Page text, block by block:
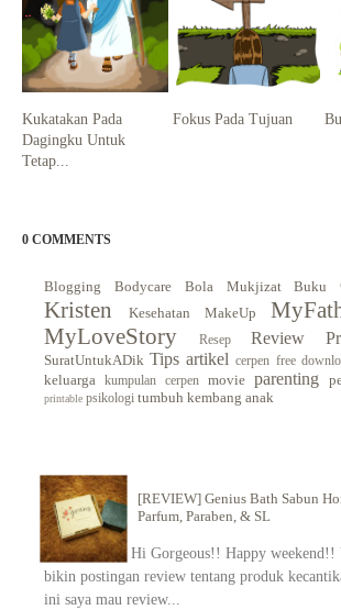
Kukatakan Pada
Dagingku Untuk
Tetap...
Fokus Pada Tujuan
0 COMMENTS
Blogging Bodycare Bola Mukjizat Buku
Kristen
Kesehatan MakeUp
MyLoveStory
Resep Review
SuratUntukADik Tips artikel cerpen free
keluarga kumpulan cerpen movie parenting
printable psikologi tumbuh kembang anak
[REVIEW] Genius Bath Sabun
Parfum, Paraben, & SL
Hi Gorgeous!! Happy weekend!!
bikin postingan review tentang produk
ini saya mau review...